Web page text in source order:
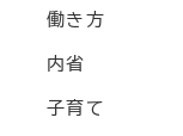
働き方
内省
子育て